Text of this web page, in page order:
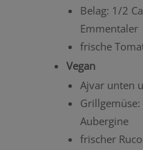
Belag: 1/2
Emmentaler
frische
Vegan
Ajvar unten
Aubergine
frischer